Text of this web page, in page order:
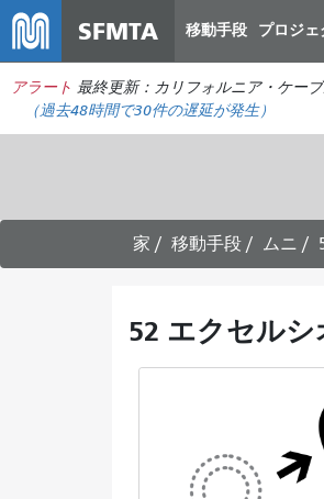
SFMTA 移動手段 プロジェ
アラート 最終更新：カリフォルニア・ケー
（過去48時間で30件の遅延が発生）
家 移動手段 ムニ
52 エクセル